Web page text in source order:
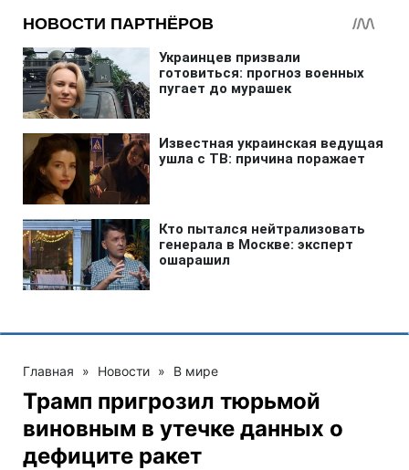
Главная » Новости » В мире
Трамп пригрозил тюрьмой
виновным в утечке данных о
дефиците ракет